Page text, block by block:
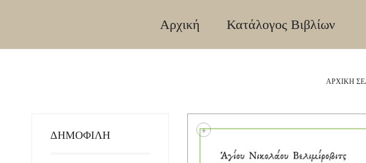
Αρχική Κατάλογος Βιβλίων
ΑΡΧΙΚΉ
+
ΔΗΜΟΦΙΛΗ